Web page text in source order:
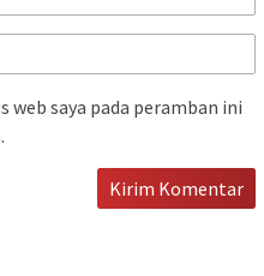
web saya pada peramban ini